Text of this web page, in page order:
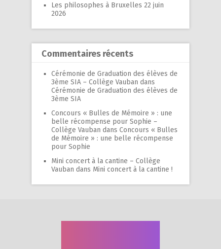
Les philosophes à Bruxelles 22 juin
2026
Commentaires récents
Cérémonie de Graduation des élèves de
3ème SIA – Collège Vauban dans
Cérémonie de Graduation des élèves de
3ème SIA
Concours « Bulles de Mémoire » : une
belle récompense pour Sophie –
Collège Vauban dans Concours « Bulles
de Mémoire » : une belle récompense
pour Sophie
Mini concert à la cantine – Collège
Vauban dans Mini concert à la cantine !